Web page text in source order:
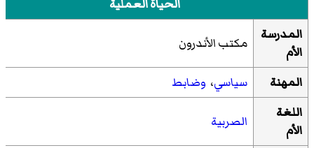
الحياة العملية
المدرسة
الأم
مكتب الأندرون
المهنة سياسي، وضابط
اللغة
الأم
الصربية